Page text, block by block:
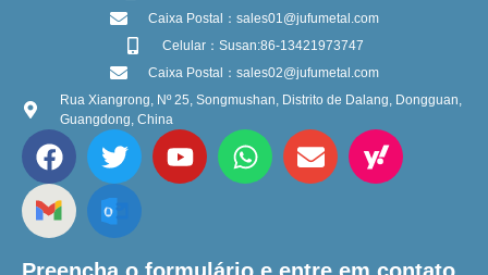
Caixa Postal：sales01@jufumetal.com
Celular：Susan:86-13421973747
Caixa Postal：sales02@jufumetal.com
Rua Xiangrong, Nº 25, Songmushan, Distrito de Dalang, Dongguan,
Guangdong, China